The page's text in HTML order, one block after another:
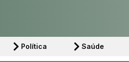
Política Saúde